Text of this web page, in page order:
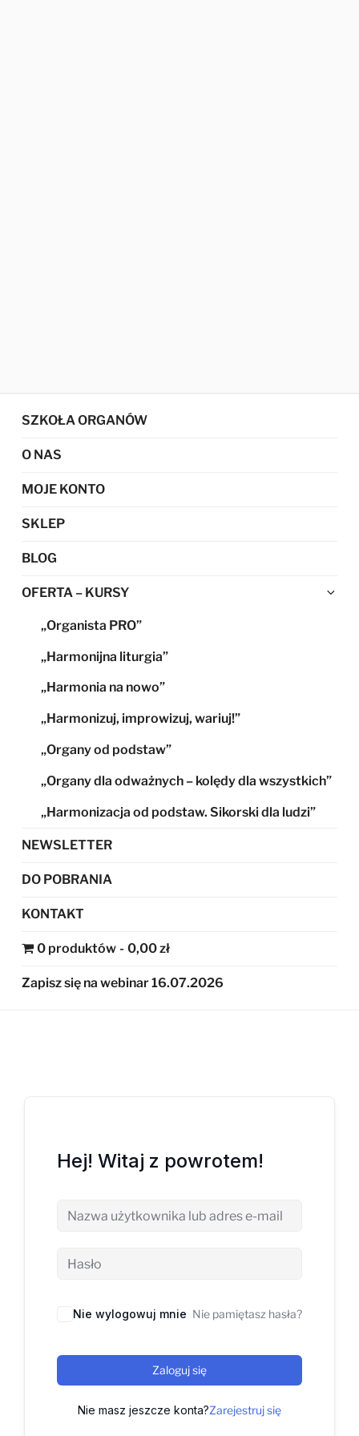
SZKOŁA ORGANÓW
O NAS
MOJE KONTO
SKLEP
BLOG
OFERTA – KURSY
„Organista PRO”
„Harmonijna liturgia”
„Harmonia na nowo”
„Harmonizuj, improwizuj, wariuj!”
„Organy od podstaw”
„Organy dla odważnych – kolędy dla wszystkich”
„Harmonizacja od podstaw. Sikorski dla ludzi”
NEWSLETTER
DO POBRANIA
KONTAKT
0 produktów 0,00 zł
Zapisz się na webinar 16.07.2026
Hej! Witaj z powrotem!
Nie wylogowuj mnie Nie pamiętasz hasła?
Zaloguj się
Nie masz jeszcze konta?Zarejestruj się